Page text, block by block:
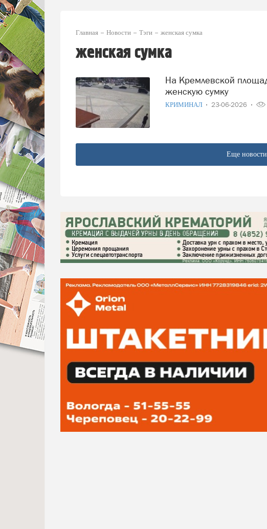
Главная Новости Тэги женская сумка
женская сумка
На Кремлевской площади средь бела дня грабитель унес
женскую сумку
КРИМИНАЛ 23-06-2026
Еще новости